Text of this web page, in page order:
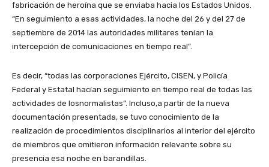
fabricación de heroína que se enviaba hacia los Estados Unidos.
“En seguimiento a esas actividades, la noche del 26 y del 27 de
septiembre de 2014 las autoridades militares tenían la
intercepción de comunicaciones en tiempo real”.
Es decir, “todas las corporaciones Ejército, CISEN, y Policía
Federal y Estatal hacían seguimiento en tiempo real de todas las
actividades de losnormalistas”. Incluso,a partir de la nueva
documentación presentada, se tuvo conocimiento de la
realización de procedimientos disciplinarios al interior del ejército
de miembros que omitieron información relevante sobre su
presencia esa noche en barandillas.